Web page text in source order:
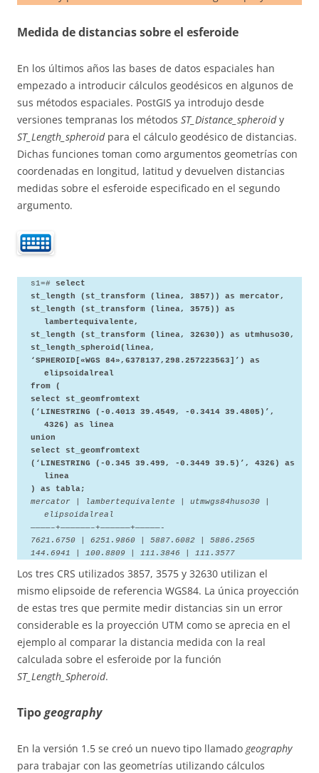
Medida de distancias sobre el esferoide
En los últimos años las bases de datos espaciales han
empezado a introducir cálculos geodésicos en algunos de
sus métodos espaciales. PostGIS ya introdujo desde
versiones tempranas los métodos ST_Distance_spheroidy
ST_Length_spheroidpara el cálculo geodésico de distancias.
Dichas funciones toman como argumentos geometrías con
coordenadas en longitud, latitud y devuelven distancias
medidas sobre el esferoide especificado en el segundo
argumento.
s1=#select
st_length (st_transform (linea, 3857)) as mercator,
st_length (st_transform (linea, 3575)) as
lambertequivalente,
st_length (st_transform (linea, 32630)) as utmhuso30,
st_length_spheroid(linea,
‘SPHEROID[«WGS 84»,6378137,298.257223563]’) as
elipsoidalreal
from (
select st_geomfromtext
(‘LINESTRING (-0.4013 39.4549, -0.3414 39.4805)’,
4326) as linea
union
select st_geomfromtext
(‘LINESTRING (-0.345 39.499, -0.3449 39.5)’, 4326) as
linea
) as tabla;
mercator | lambertequivalente | utmwgs84huso30 |
elipsoidalreal
————–+——————–+——————+—————-
7621.6750 | 6251.9860 | 5887.6082 | 5886.2565
144.6941 | 100.8809 | 111.3846 | 111.3577
Los tres CRS utilizados 3857, 3575 y 32630 utilizan el
mismo elipsoide de referencia WGS84. La única proyección
de estas tres que permite medir distancias sin un error
considerable es la proyección UTM como se aprecia en el
ejemplo al comparar la distancia medida con la real
calculada sobre el esferoide por la función
ST_Length_Spheroid.
Tipogeography
En la versión 1.5 se creó un nuevo tipo llamado geography
para trabajar con las geometrías utilizando cálculos